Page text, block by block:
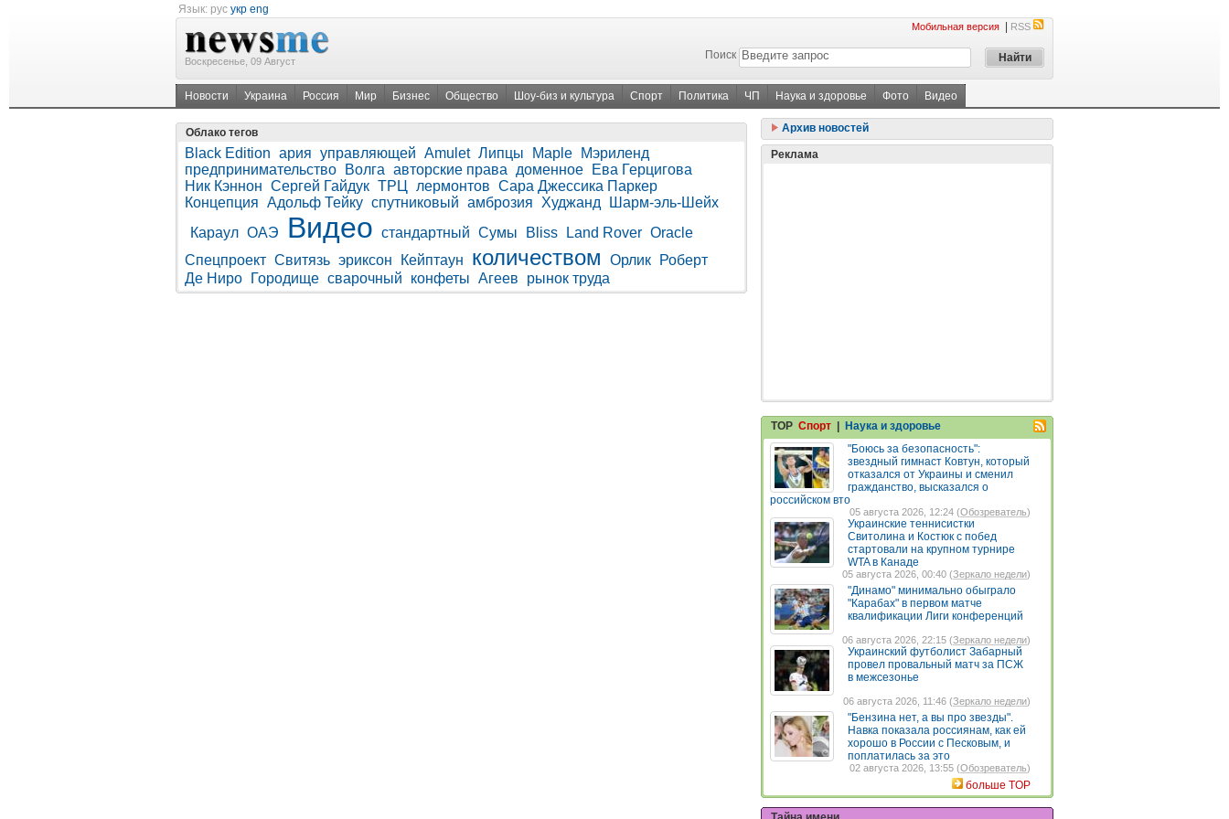
Язык: рус укр eng
Воскресенье, 09 Август
Мобильная версия RSS
Поиск
Новости Украина Россия Мир Бизнес Общество Шоу-биз и культура Спорт Политика ЧП Наука и здоровье Фото Видео
Облако тегов
Black Edition ария управляющей Amulet Липцы Maple
Мэриленд
предпринимательство
Волга авторские права доменное
Ева Герцигова
Ник Кэннон Сергей Гайдук ТРЦ лермонтов Сара Джессика Паркер
Концепция Адольф Тейку спутниковый амброзия Худжанд
Шарм-эль-Шейх
Караул ОАЭ Видео стандартный Сумы Bliss Land Rover Oracle
Спецпроект Свитязь эриксон Кейптаун количеством Орлик
Роберт
Де Ниро
Городище сварочный конфеты Агеев рынок труда
Архив новостей
Реклама
TOP Спорт
Наука и здоровье
"Боюсь за безопасность":
звездный гимнаст Ковтун, который
отказался от Украины и сменил
гражданство, высказался о
российском вто
05 августа 2026, 12:24 (Обозреватель)
Украинские теннисистки
Свитолина и Костюк с побед
стартовали на крупном турнире
WTA в Канаде
05 августа 2026, 00:40 (Зеркало недели)
"Динамо" минимально обыграло
"Карабах" в первом матче
квалификации Лиги конференций
06 августа 2026, 22:15 (Зеркало недели)
Украинский футболист Забарный
провел провальный матч за ПСЖ
в межсезонье
06 августа 2026, 11:46 (Зеркало недели)
"Бензина нет, а вы про звезды".
Навка показала россиянам, как ей
хорошо в России с Песковым, и
поплатилась за это
02 августа 2026, 13:55 (Обозреватель)
больше TOP